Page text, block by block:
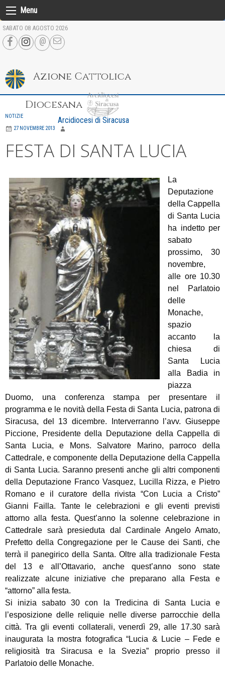
Skip
to
content
Menu
SABATO 08 AGOSTO 2026
Azione Cattolica
Diocesana
Arcidiocesi di Siracusa
NOTIZIE
27 NOVEMBRE 2013
FESTA DI SANTA LUCIA
La
Deputazione
della Cappella
di Santa Lucia
ha indetto per
sabato
prossimo, 30
novembre,
alle ore 10.30
nel Parlatoio
delle
Monache,
spazio
accanto la
chiesa di
Santa Lucia
alla Badia in
piazza
Duomo, una conferenza stampa per presentare il
programma e le novità della Festa di Santa Lucia, patrona di
Siracusa, del 13 dicembre. Interverranno l’avv. Giuseppe
Piccione, Presidente della Deputazione della Cappella di
Santa Lucia, e Mons. Salvatore Marino, parroco della
Cattedrale, e componente della Deputazione della Cappella
di Santa Lucia. Saranno presenti anche gli altri componenti
della Deputazione Franco Vasquez, Lucilla Rizza, e Pietro
Romano e il curatore della rivista “Con Lucia a Cristo”
Gianni Failla. Tante le celebrazioni e gli eventi previsti
attorno alla festa. Quest’anno la solenne celebrazione in
Cattedrale sarà presieduta dal Cardinale Angelo Amato,
Prefetto della Congregazione per le Cause dei Santi, che
terrà il panegirico della Santa. Oltre alla tradizionale Festa
del 13 e all’Ottavario, anche quest’anno sono state
realizzate alcune iniziative che preparano alla Festa e
“attorno” alla festa.
Si inizia sabato 30 con la Tredicina di Santa Lucia e
l’esposizione delle reliquie nelle diverse parrocchie della
città. Tra gli eventi collaterali, venerdì 29, alle 17.30 sarà
inaugurata la mostra fotografica “Lucia & Lucie – Fede e
religiosità tra Siracusa e la Svezia” proprio presso il
Parlatoio delle Monache.